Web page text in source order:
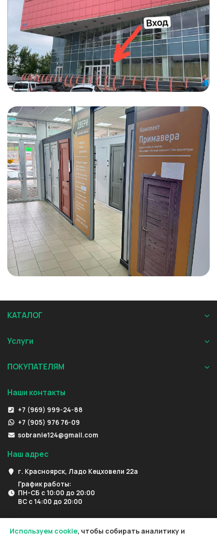
КАТАЛОГ
Услуги
ПОКУПАТЕЛЯМ
Наши контакты
+7 (969) 999-24-88
+7 (905) 976 76-09
sobranie124@gmail.com
Наш адрес
г. Красноярск, Ладо Кецховели 22а
График работы:
ПН-СБ с 10:00 до 20:00
ВС с 14:00 до 20:00
Используем cookie, чтобы собирать аналитику и